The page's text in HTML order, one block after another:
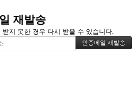
재발송
받지 못한 경우 다시 받을 수 있습니다.